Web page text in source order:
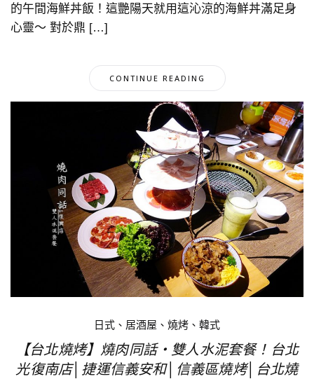
的午間海鮮丼飯！這艷陽天就用這沁涼的海鮮丼滿足身
心靈～ 對於鼎 […]
CONTINUE READING
日式、居酒屋、燒烤、韓式
【台北燒烤】燒肉同話‧雙人水泥套餐！台北
光復南店│捷運信義安和│信義區燒烤│台北燒